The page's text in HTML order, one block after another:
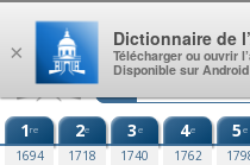
Aller au contenu
1re
1694
2e
1718
3e
1740
4e
1762
5e
×
Dictionnaire de
Télécharger ou ouvrir
Disponible sur